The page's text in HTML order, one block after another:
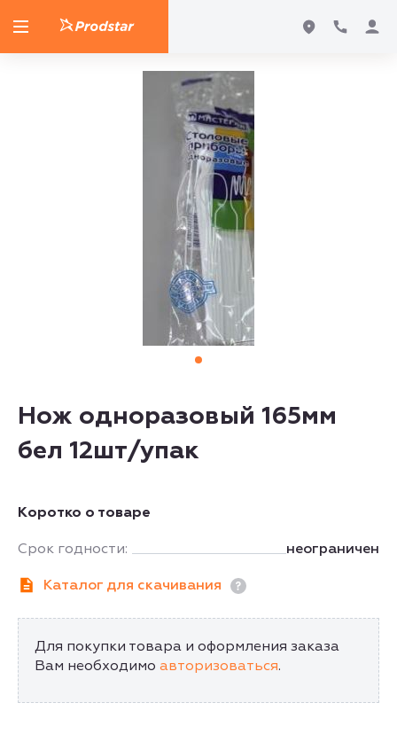
Нож одноразовый 165мм
бел 12шт/упак
Коротко о товаре
Срок годности: неограничен
Каталог для скачивания
Для покупки товара и оформления заказа
Вам необходимо авторизоваться.